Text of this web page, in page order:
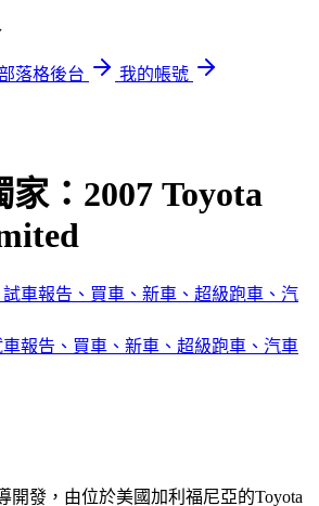
落格後台
我的帳號
：2007 Toyota
報告、買車、新車、超級跑車、汽車
開發，由位於美國加利福尼亞的Toyota